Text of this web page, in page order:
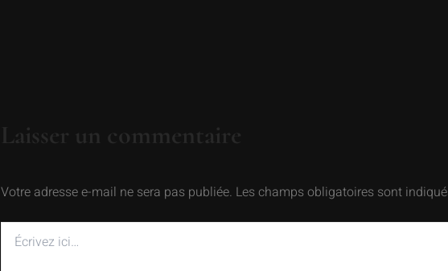
Laisser un commentaire
Votre adresse e-mail ne sera pas publiée. Les champs obligatoires sont
Écrivez